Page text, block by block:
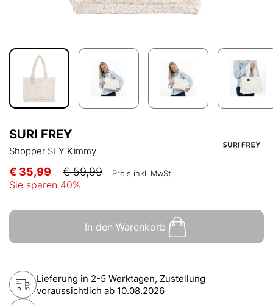
SURI FREY
Shopper SFY Kimmy
€ 35,99 € 59,99 Preis inkl. MwSt.
Sie sparen 40%
In den Warenkorb
Lieferung in 2-5 Werktagen, Zustellung
voraussichtlich ab 10.08.2026